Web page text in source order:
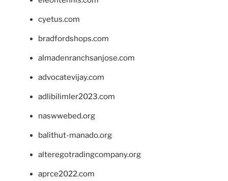
cyetus.com
bradfordshops.com
almadenranchsanjose.com
advocatevijay.com
adlibilimler2023.com
naswwebed.org
balithut-manado.org
alteregotradingcompany.org
aprce2022.com